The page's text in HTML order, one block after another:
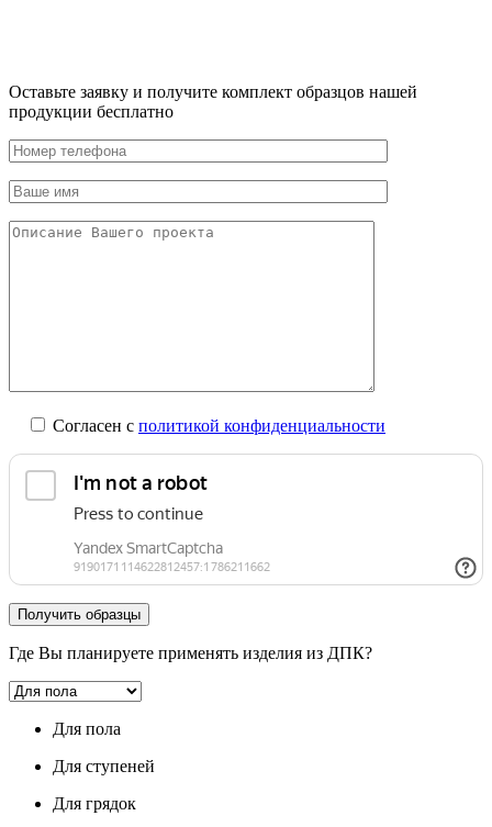
Оставьте заявку и получите комплект образцов нашей
продукции бесплатно
Согласен с политикой конфиденциальности
Где Вы планируете применять изделия из ДПК?
Для пола
Для ступеней
Для грядок